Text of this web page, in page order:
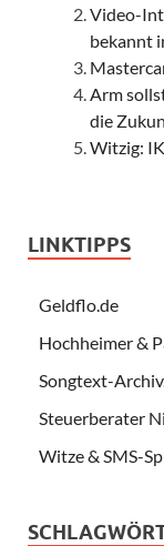
Video-
bekannt
Arm
die
Witzig:
LINKTIPPS
Geldflo.de
Hochheimer &
Songtext-
Steuerberater
Witze & SMS-